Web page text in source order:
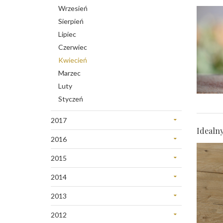
Styczeń
Luty
Styczeń
Maj
Kwiecień
Styczeń
Wrzesień
Sierpień
Lipiec
Czerwiec
Kwiecień
Marzec
Luty
Styczeń
2017
Grudzień
Listopad
Październik
Wrzesień
Lipiec
2016
Grudzień
Wrzesień
2015
Maj
Kwiecień
Marzec
2014
Maj
Kwiecień
Marzec
2013
Grudzień
Listopad
2012